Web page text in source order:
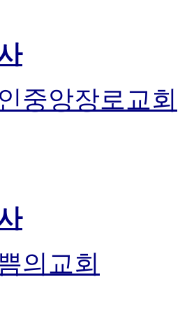
중앙장로교회
의교회